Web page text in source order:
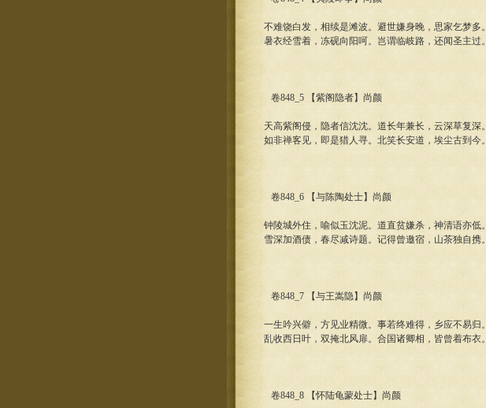
不难饶白发，相续是滩波。避世嫌身晚，思家乞梦多。
暑衣经雪着，冻砚向阳呵。岂谓临岐路，还闻圣主过。
卷848_5 【紫阁隐者】尚颜
天高紫阁侵，隐者信沈沈。道长年兼长，云深草复深。
如非禅客见，即是猎人寻。北笑长安道，埃尘古到今。
卷848_6 【与陈陶处士】尚颜
钟陵城外住，喻似玉沈泥。道直贫嫌杀，神清语亦低。
雪深加酒债，春尽减诗题。记得曾邀宿，山茶独自携。
卷848_7 【与王嵩隐】尚颜
一生吟兴僻，方见业精微。事若终难得，乡应不易归。
乱收西日叶，双掩北风扉。合国诸卿相，皆曾着布衣。
卷848_8 【怀陆龟蒙处士】尚颜